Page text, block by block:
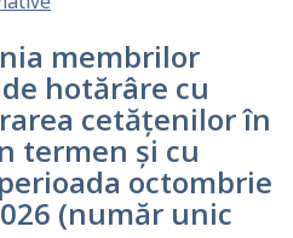
membrilor
hotărâre cu
cetățenilor în
termen şi cu
octombrie
(număr unic